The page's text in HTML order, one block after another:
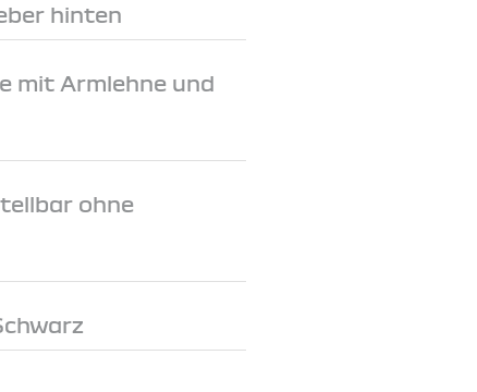
hinten
mit Armlehne und
ohne